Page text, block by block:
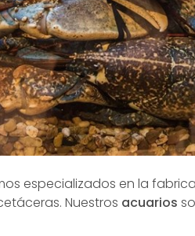
especializados en la
Nuestros acuarios